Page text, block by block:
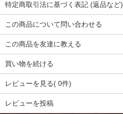
特定商取引法に基づく表記 (返品など)
この商品について問い合わせる
この商品を友達に教える
買い物を続ける
レビューを見る( 0件)
レビューを投稿